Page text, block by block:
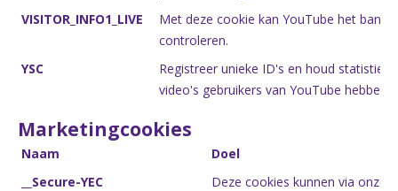
VISITOR_INFO1_LIVE
Met deze cookie kan YouTube het
controleren.
YSC
Registreer unieke ID's en houd
video's gebruikers van YouTube hebben
Marketingcookies
Naam
Doel
__Secure-YEC
Deze cookies kunnen via onze